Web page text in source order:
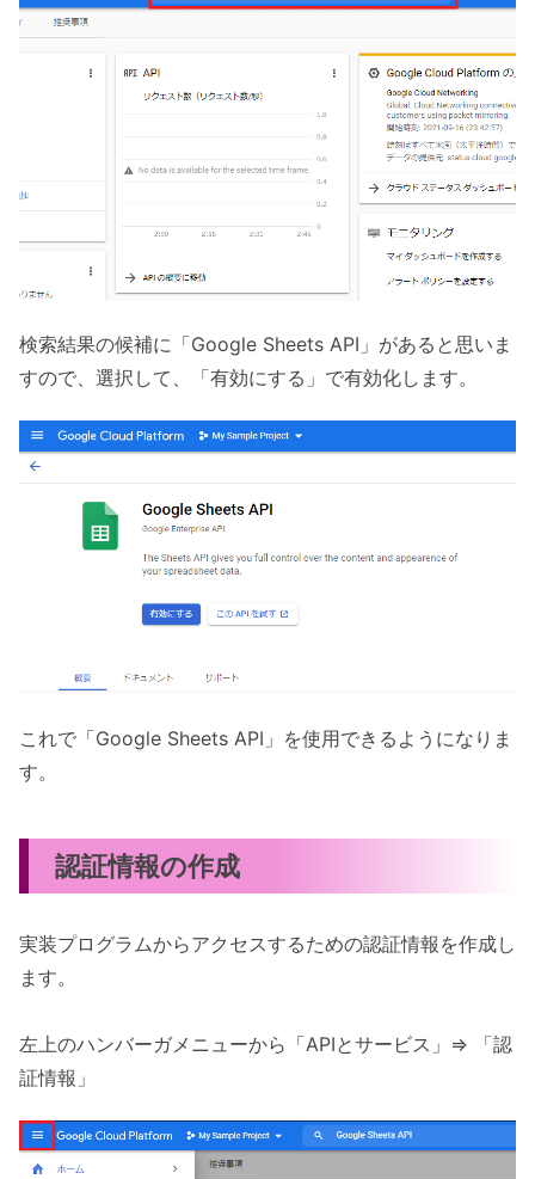
検索結果の候補に「Google Sheets API」があると思いま
すので、選択して、「有効にする」で有効化します。
これで「Google Sheets API」を使用できるようになりま
す。
認証情報の作成
実装プログラムからアクセスするための認証情報を作成し
ます。
左上のハンバーガメニューから「APIとサービス」=> 「認
証情報」